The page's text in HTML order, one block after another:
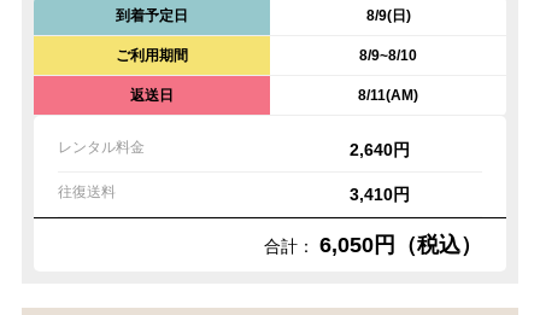
到着予定日 8/9(日)
ご利用期間 8/9~8/10
返送日 8/11(AM)
レンタル料金 2,640円
往復送料 3,410円
合計： 6,050円（税込）